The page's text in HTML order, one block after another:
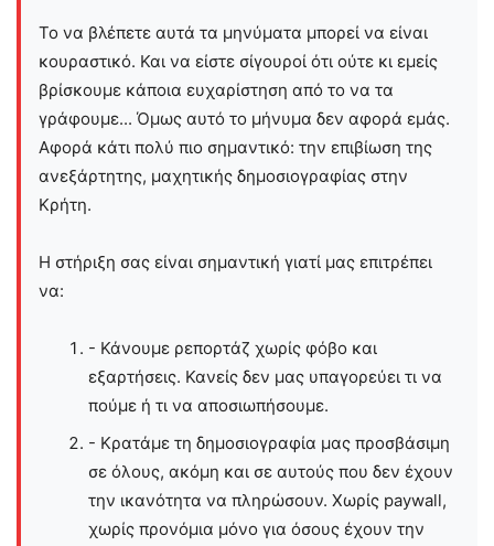
Το να βλέπετε αυτά τα μηνύματα μπορεί να είναι
κουραστικό. Και να είστε σίγουροί ότι ούτε κι εμείς
βρίσκουμε κάποια ευχαρίστηση από το να τα
γράφουμε... Όμως αυτό το μήνυμα δεν αφορά εμάς.
Αφορά κάτι πολύ πιο σημαντικό: την επιβίωση της
ανεξάρτητης, μαχητικής δημοσιογραφίας στην
Kρήτη.
Η στήριξη σας είναι σημαντική γιατί μας επιτρέπει
να:
- Κάνουμε ρεπορτάζ χωρίς φόβο και
εξαρτήσεις. Κανείς δεν μας υπαγορεύει τι να
πούμε ή τι να αποσιωπήσουμε.
- Κρατάμε τη δημοσιογραφία μας προσβάσιμη
σε όλους, ακόμη και σε αυτούς που δεν έχουν
την ικανότητα να πληρώσουν. Χωρίς paywall,
χωρίς προνόμια μόνο για όσους έχουν την